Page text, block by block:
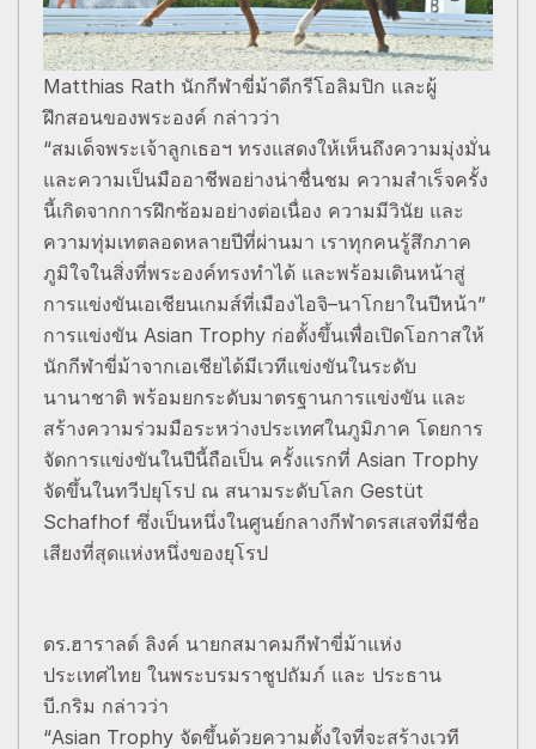
Matthias Rath นักกีฬาขี่ม้าดีกรีโอลิมปิก และผู้
ฝึกสอนของพระองค์ กล่าวว่า
“สมเด็จพระเจ้าลูกเธอฯ ทรงแสดงให้เห็นถึงความมุ่งมั่น
และความเป็นมืออาชีพอย่างน่าชื่นชม ความสำเร็จครั้ง
นี้เกิดจากการฝึกซ้อมอย่างต่อเนื่อง ความมีวินัย และ
ความทุ่มเทตลอดหลายปีที่ผ่านมา เราทุกคนรู้สึกภาค
ภูมิใจในสิ่งที่พระองค์ทรงทำได้ และพร้อมเดินหน้าสู่
การแข่งขันเอเชียนเกมส์ที่เมืองไอจิ–นาโกยาในปีหน้า”
การแข่งขัน Asian Trophy ก่อตั้งขึ้นเพื่อเปิดโอกาสให้
นักกีฬาขี่ม้าจากเอเชียได้มีเวทีแข่งขันในระดับ
นานาชาติ พร้อมยกระดับมาตรฐานการแข่งขัน และ
สร้างความร่วมมือระหว่างประเทศในภูมิภาค โดยการ
จัดการแข่งขันในปีนี้ถือเป็น ครั้งแรกที่ Asian Trophy
จัดขึ้นในทวีปยุโรป ณ สนามระดับโลก Gestüt
Schafhof ซึ่งเป็นหนึ่งในศูนย์กลางกีฬาดรสเสจที่มีชื่อ
เสียงที่สุดแห่งหนึ่งของยุโรป
ดร.ฮาราลด์ ลิงค์ นายกสมาคมกีฬาขี่ม้าแห่ง
ประเทศไทย ในพระบรมราชูปถัมภ์ และ ประธาน
บี.กริม กล่าวว่า
“Asian Trophy จัดขึ้นด้วยความตั้งใจที่จะสร้างเวที